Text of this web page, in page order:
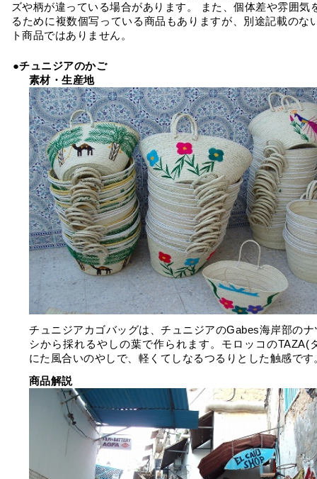
ズや柄が違っている場合があります。 また、個体差や雰囲気
るために複数個写っている商品もありますが、別途記載のな
ト商品ではありません。
●チュニジアのかご
素材・生産地
チュニジアカゴバッグは、チュニジアのGabes海岸部のナ
シから採れるやしの葉で作られます。モロッコのTAZA(
にた風合いのやしで、軽くてしなるつるりとした触感です
商品解説